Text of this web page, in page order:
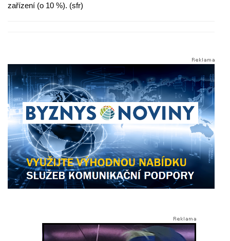
zařízení (o 10 %). (sfr)